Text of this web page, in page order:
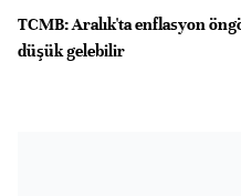
TCMB: Aralık'ta enflasyon
düşük gelebilir